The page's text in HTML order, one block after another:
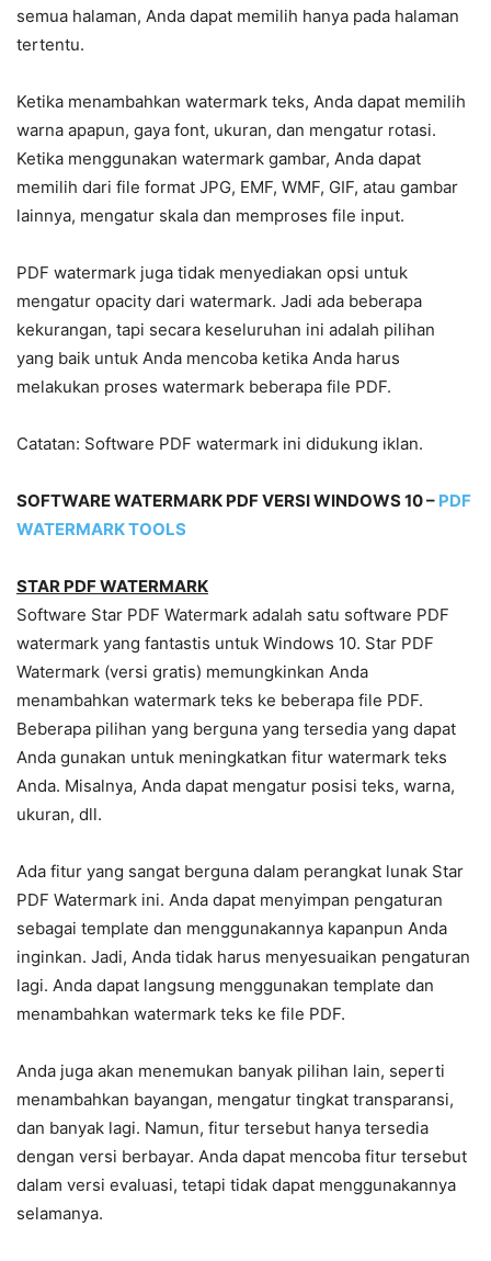
semua halaman, Anda dapat memilih hanya pada halaman
tertentu.
Ketika menambahkan watermark teks, Anda dapat memilih
warna apapun, gaya font, ukuran, dan mengatur rotasi.
Ketika menggunakan watermark gambar, Anda dapat
memilih dari file format JPG, EMF, WMF, GIF, atau gambar
lainnya, mengatur skala dan memproses file input.
PDF watermark juga tidak menyediakan opsi untuk
mengatur opacity dari watermark. Jadi ada beberapa
kekurangan, tapi secara keseluruhan ini adalah pilihan
yang baik untuk Anda mencoba ketika Anda harus
melakukan proses watermark beberapa file PDF.
Catatan: Software PDF watermark ini didukung iklan.
SOFTWARE WATERMARK PDF VERSI WINDOWS 10 – PDF
WATERMARK TOOLS
STAR PDF WATERMARK
Software Star PDF Watermark adalah satu software PDF
watermark yang fantastis untuk Windows 10. Star PDF
Watermark (versi gratis) memungkinkan Anda
menambahkan watermark teks ke beberapa file PDF.
Beberapa pilihan yang berguna yang tersedia yang dapat
Anda gunakan untuk meningkatkan fitur watermark teks
Anda. Misalnya, Anda dapat mengatur posisi teks, warna,
ukuran, dll.
Ada fitur yang sangat berguna dalam perangkat lunak Star
PDF Watermark ini. Anda dapat menyimpan pengaturan
sebagai template dan menggunakannya kapanpun Anda
inginkan. Jadi, Anda tidak harus menyesuaikan pengaturan
lagi. Anda dapat langsung menggunakan template dan
menambahkan watermark teks ke file PDF.
Anda juga akan menemukan banyak pilihan lain, seperti
menambahkan bayangan, mengatur tingkat transparansi,
dan banyak lagi. Namun, fitur tersebut hanya tersedia
dengan versi berbayar. Anda dapat mencoba fitur tersebut
dalam versi evaluasi, tetapi tidak dapat menggunakannya
selamanya.